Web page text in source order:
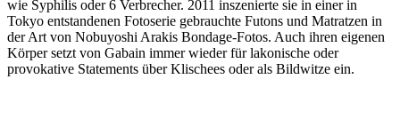
wie Syphilis oder 6 Verbrecher. 2011 inszenierte sie in einer in
Tokyo entstandenen Fotoserie gebrauchte Futons und Matratzen in
der Art von Nobuyoshi Arakis Bondage-Fotos. Auch ihren eigenen
Körper setzt von Gabain immer wieder für lakonische oder
provokative Statements über Klischees oder als Bildwitze ein.